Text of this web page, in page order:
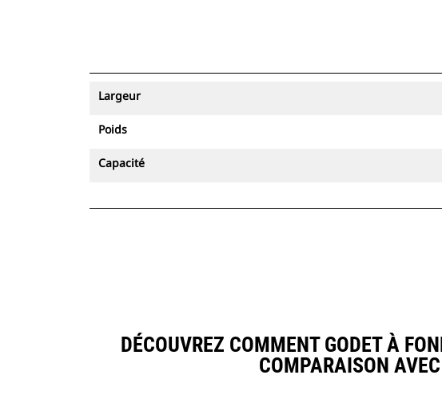
Largeur
Poids
Capacité
DÉCOUVREZ COMMENT GODET À
COMPARAISON